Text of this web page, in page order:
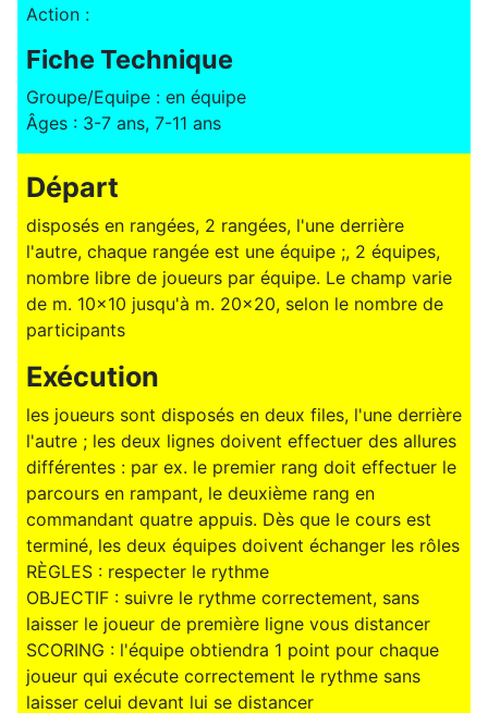
Action :
Fiche Technique
Groupe/Equipe : en équipe
Âges : 3-7 ans, 7-11 ans
Départ
disposés en rangées, 2 rangées, l'une derrière
l'autre, chaque rangée est une équipe ;, 2 équipes,
nombre libre de joueurs par équipe. Le champ varie
de m. 10x10 jusqu'à m. 20x20, selon le nombre de
participants
Exécution
les joueurs sont disposés en deux files, l'une derrière
l'autre ; les deux lignes doivent effectuer des allures
différentes : par ex. le premier rang doit effectuer le
parcours en rampant, le deuxième rang en
commandant quatre appuis. Dès que le cours est
terminé, les deux équipes doivent échanger les rôles
RÈGLES : respecter le rythme
OBJECTIF : suivre le rythme correctement, sans
laisser le joueur de première ligne vous distancer
SCORING : l'équipe obtiendra 1 point pour chaque
joueur qui exécute correctement le rythme sans
laisser celui devant lui se distancer